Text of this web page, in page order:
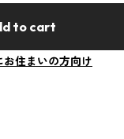
to cart
お住まいの方向け